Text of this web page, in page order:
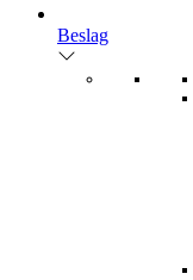
Beslag